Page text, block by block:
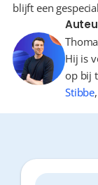
blijft een
Hij is
op bij
Stibbe,